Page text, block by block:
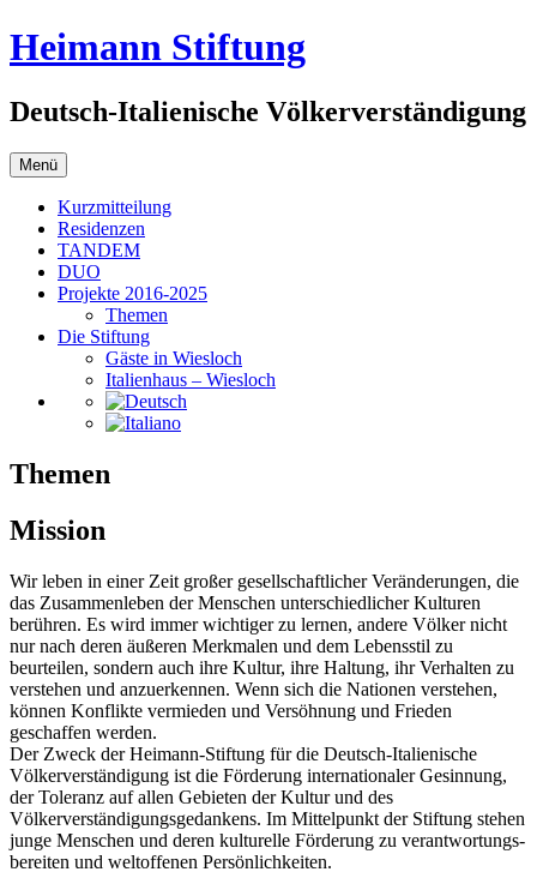
Zum
Inhalt
Heimann Stiftung
Deutsch-Italienische Völkerverständigung
Menü
Kurzmitteilung
Residenzen
TANDEM
DUO
Projekte 2016-2025
Themen
Die Stiftung
Gäste in Wiesloch
Italienhaus – Wiesloch
Themen
Mission
Wir leben in einer Zeit großer gesellschaftlicher Veränderungen, die
das Zusammenleben der Menschen unterschiedlicher Kulturen
berühren. Es wird immer wichtiger zu lernen, andere Völker nicht
nur nach deren äußeren Merkmalen und dem Lebensstil zu
beurteilen, sondern auch ihre Kultur, ihre Haltung, ihr Verhalten zu
verstehen und anzuerkennen. Wenn sich die Nationen verstehen,
können Konflikte vermieden und Ver­söhnung und Frieden
geschaffen werden.
Der Zweck der Heimann-Stiftung für die Deutsch-Italienische
Völkerverständigung ist die Förderung internatio­naler Gesinnung,
der Toleranz auf allen Gebieten der Kultur und des
Völkerverständigungsgedan­kens. Im Mittelpunkt der Stiftung stehen
junge Menschen und deren kulturelle Förderung zu verantwortungs­
bereiten und weltoffenen Persönlichkeiten.